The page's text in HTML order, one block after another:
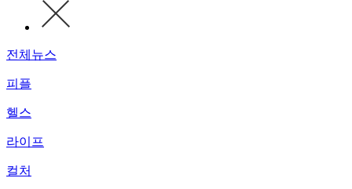
전체뉴스
피플
헬스
라이프
컬처